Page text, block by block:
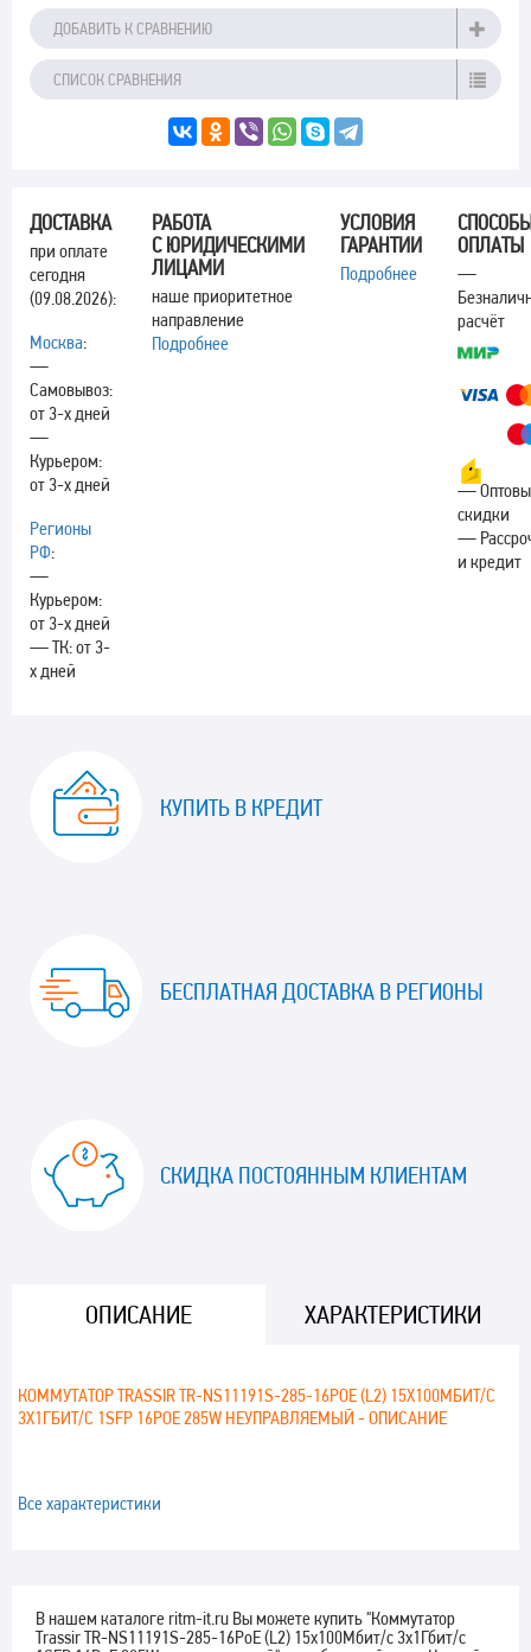
ДОБАВИТЬ К СРАВНЕНИЮ
СПИСОК СРАВНЕНИЯ
ДОСТАВКА
при оплате
сегодня
(09.08.2026):
Москва:
—
Самовывоз:
от 3-х дней
—
Курьером:
от 3-х дней
Регионы
РФ:
—
Курьером:
от 3-х дней
— ТК: от 3-
х дней
РАБОТА
С ЮРИДИЧЕСКИМИ
ЛИЦАМИ
наше приоритетное
направление
Подробнее
УСЛОВИЯ
ГАРАНТИИ
Подробнее
ОПЛАТЫ
—
расчёт
—
скидки
—
и кредит
КУПИТЬ В КРЕДИТ
БЕСПЛАТНАЯ ДОСТАВКА В РЕГИОНЫ
СКИДКА ПОСТОЯННЫМ КЛИЕНТАМ
ОПИСАНИЕ ХАРАКТЕРИСТИКИ
КОММУТАТОР TRASSIR TR-NS11191S-285-16POE (L2) 15X100МБИТ/С
3X1ГБИТ/С 1SFP 16POE 285W НЕУПРАВЛЯЕМЫЙ - ОПИСАНИЕ
Все характеристики
В нашем каталоге ritm-it.ru Вы можете купить "Коммутатор
Trassir TR-NS11191S-285-16PoE (L2) 15x100Мбит/с 3x1Гбит/с